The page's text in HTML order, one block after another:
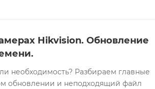
Hikvision. Обновление
необходимость? Разбираем главные
обновлении и неподходящий файл